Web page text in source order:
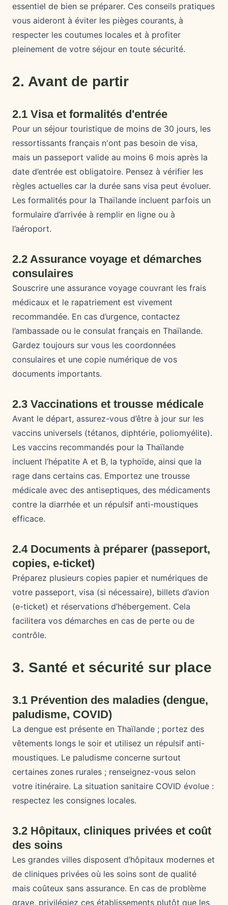
essentiel de bien se préparer. Ces conseils pratiques
vous aideront à éviter les pièges courants, à
respecter les coutumes locales et à profiter
pleinement de votre séjour en toute sécurité.
2. Avant de partir
2.1 Visa et formalités d'entrée
Pour un séjour touristique de moins de 30 jours, les
ressortissants français n'ont pas besoin de visa,
mais un passeport valide au moins 6 mois après la
date d’entrée est obligatoire. Pensez à vérifier les
règles actuelles car la durée sans visa peut évoluer.
Les formalités pour la Thaïlande incluent parfois un
formulaire d’arrivée à remplir en ligne ou à
l’aéroport.
2.2 Assurance voyage et démarches
consulaires
Souscrire une assurance voyage couvrant les frais
médicaux et le rapatriement est vivement
recommandée. En cas d’urgence, contactez
l’ambassade ou le consulat français en Thaïlande.
Gardez toujours sur vous les coordonnées
consulaires et une copie numérique de vos
documents importants.
2.3 Vaccinations et trousse médicale
Avant le départ, assurez-vous d’être à jour sur les
vaccins universels (tétanos, diphtérie, poliomyélite).
Les vaccins recommandés pour la Thaïlande
incluent l’hépatite A et B, la typhoïde, ainsi que la
rage dans certains cas. Emportez une trousse
médicale avec des antiseptiques, des médicaments
contre la diarrhée et un répulsif anti-moustiques
efficace.
2.4 Documents à préparer (passeport,
copies, e-ticket)
Préparez plusieurs copies papier et numériques de
votre passeport, visa (si nécessaire), billets d’avion
(e-ticket) et réservations d’hébergement. Cela
facilitera vos démarches en cas de perte ou de
contrôle.
3. Santé et sécurité sur place
3.1 Prévention des maladies (dengue,
paludisme, COVID)
La dengue est présente en Thaïlande ; portez des
vêtements longs le soir et utilisez un répulsif anti-
moustiques. Le paludisme concerne surtout
certaines zones rurales ; renseignez-vous selon
votre itinéraire. La situation sanitaire COVID évolue :
respectez les consignes locales.
3.2 Hôpitaux, cliniques privées et coût
des soins
Les grandes villes disposent d’hôpitaux modernes et
de cliniques privées où les soins sont de qualité
mais coûteux sans assurance. En cas de problème
grave, privilégiez ces établissements plutôt que les